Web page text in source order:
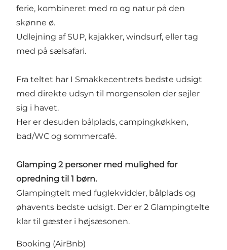
ferie, kombineret med ro og natur på den
skønne ø.
Udlejning af SUP, kajakker, windsurf, eller tag
med på sælsafari.
Fra teltet har I Smakkecentrets bedste udsigt
med direkte udsyn til morgensolen der sejler
sig i havet.
Her er desuden bålplads, campingkøkken,
bad/WC og sommercafé.
Glamping 2 personer med mulighed for
opredning til 1 børn.
Glampingtelt med fuglekvidder, bålplads og
øhavents bedste udsigt. Der er 2 Glampingtelte
klar til gæster i højsæsonen.
Booking (AirBnb)